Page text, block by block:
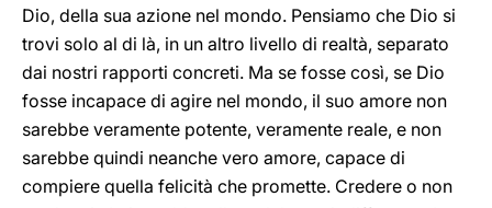
Dio, della sua azione nel mondo. Pensiamo che Dio si
trovi solo al di là, in un altro livello di realtà, separato
dai nostri rapporti concreti. Ma se fosse così, se Dio
fosse incapace di agire nel mondo, il suo amore non
sarebbe veramente potente, veramente reale, e non
sarebbe quindi neanche vero amore, capace di
compiere quella felicità che promette. Credere o non